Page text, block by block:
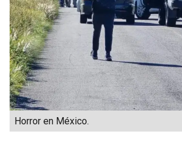
Horror en México.